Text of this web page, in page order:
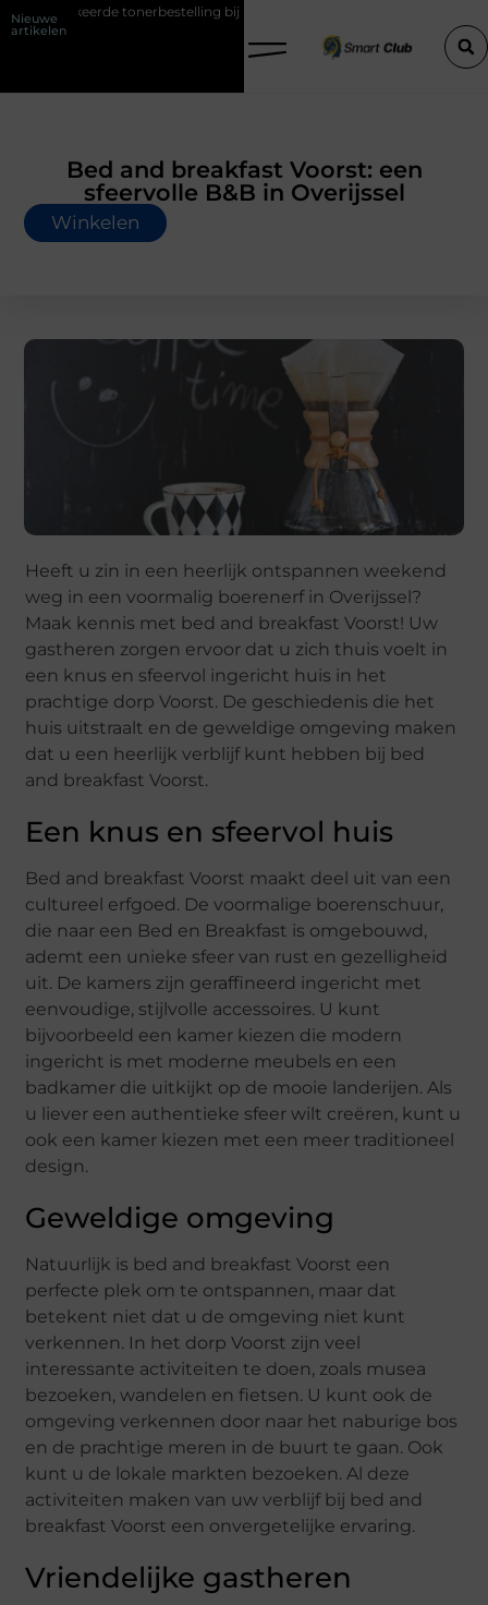
Nieuwe
artikelen
bij HP printers
Bed and breakfast Voorst: een
sfeervolle B&B in Overijssel
Winkelen
Heeft u zin in een heerlijk ontspannen weekend
weg in een voormalig boerenerf in Overijssel?
Maak kennis met bed and breakfast Voorst! Uw
gastheren zorgen ervoor dat u zich thuis voelt in
een knus en sfeervol ingericht huis in het
prachtige dorp Voorst. De geschiedenis die het
huis uitstraalt en de geweldige omgeving maken
dat u een heerlijk verblijf kunt hebben bij bed
and breakfast Voorst.
Een knus en sfeervol huis
Bed and breakfast Voorst maakt deel uit van een
cultureel erfgoed. De voormalige boerenschuur,
die naar een Bed en Breakfast is omgebouwd,
ademt een unieke sfeer van rust en gezelligheid
uit. De kamers zijn geraffineerd ingericht met
eenvoudige, stijlvolle accessoires. U kunt
bijvoorbeeld een kamer kiezen die modern
ingericht is met moderne meubels en een
badkamer die uitkijkt op de mooie landerijen. Als
u liever een authentieke sfeer wilt creëren, kunt u
ook een kamer kiezen met een meer traditioneel
design.
Geweldige omgeving
Natuurlijk is bed and breakfast Voorst een
perfecte plek om te ontspannen, maar dat
betekent niet dat u de omgeving niet kunt
verkennen. In het dorp Voorst zijn veel
interessante activiteiten te doen, zoals musea
bezoeken, wandelen en fietsen. U kunt ook de
omgeving verkennen door naar het naburige bos
en de prachtige meren in de buurt te gaan. Ook
kunt u de lokale markten bezoeken. Al deze
activiteiten maken van uw verblijf bij bed and
breakfast Voorst een onvergetelijke ervaring.
Vriendelijke gastheren